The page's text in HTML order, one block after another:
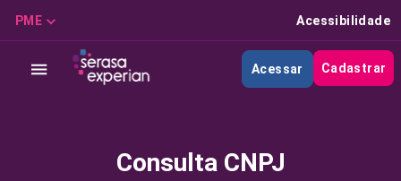
PME Acessibilidade
Acessar Cadastrar
Consulta CNPJ